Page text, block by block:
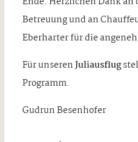
Betreuung und an
Eberharter für die
Für unserenJuliausflug
Programm.
Gudrun Besenhofer